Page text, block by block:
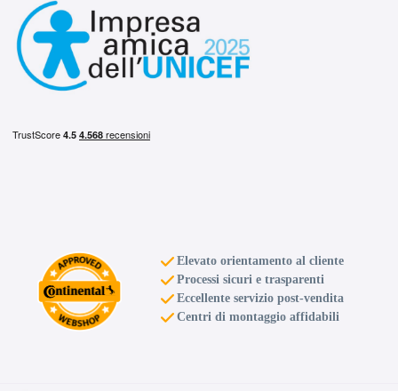
Elevato orientamento al cliente
Processi sicuri e trasparenti
Eccellente servizio post-vendita
Centri di montaggio affidabili